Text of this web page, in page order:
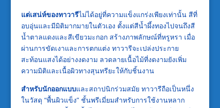
แต่เสน่ห์ของทาวารีไม่ได้อยู่ที่ความแข็งแกร่งเพียงเท่านั้น สีที่
อบอุ่นและมีมิติมากมายในตัวเอง ตั้งแต่สีน้ำผึ้งทองไปจนถึงสี
น้ำตาลแดงและสีเขียวมะกอก สร้างภาพลักษณ์ที่หรูหรา เมื่อ
ผ่านการขัดเงาและการตกแต่ง ทาวารีจะเปล่งประกาย
สะท้อนแสงได้อย่างงดงาม ลวดลายเนื้อไม้ที่งดงามยังเพิ่ม
ความมิติและเนื้อผิวทางสุนทรียะให้กับชิ้นงาน
สำหรับนักออกแบบและสถาปนิกร่วมสมัย ทาวารีถือเป็นหนึ่ง
ในวัสดุ “พื้นผิวแข็ง” ชั้นพรีเมี่ยมสำหรับการใช้งานหลาก